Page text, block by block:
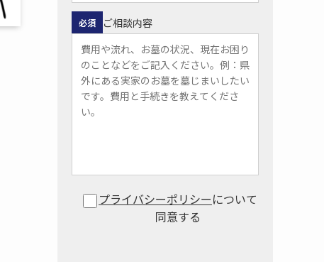
ご相談内容
必須
プライバシーポリシーについて
同意する